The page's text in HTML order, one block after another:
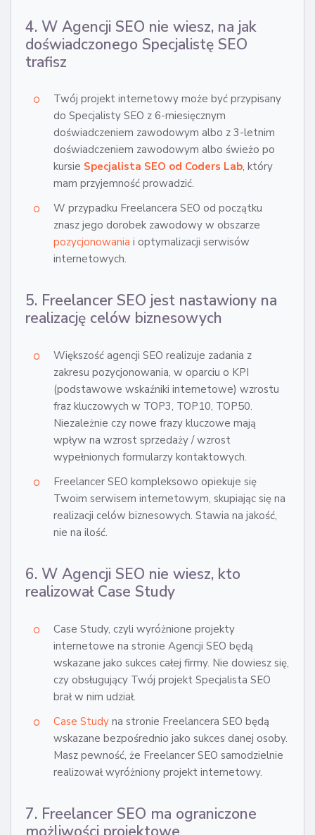
4. W Agencji SEO nie wiesz, na jak
doświadczonego Specjalistę SEO
trafisz
Twój projekt internetowy może być przypisany
do Specjalisty SEO z 6-miesięcznym
doświadczeniem zawodowym albo z 3-letnim
doświadczeniem zawodowym albo świeżo po
kursie Specjalista SEO od Coders Lab, który
mam przyjemność prowadzić.
W przypadku Freelancera SEO od początku
znasz jego dorobek zawodowy w obszarze
pozycjonowania i optymalizacji serwisów
internetowych.
5. Freelancer SEO jest nastawiony na
realizację celów biznesowych
Większość agencji SEO realizuje zadania z
zakresu pozycjonowania, w oparciu o KPI
(podstawowe wskaźniki internetowe) wzrostu
fraz kluczowych w TOP3, TOP10, TOP50.
Niezależnie czy nowe frazy kluczowe mają
wpływ na wzrost sprzedaży / wzrost
wypełnionych formularzy kontaktowych.
Freelancer SEO kompleksowo opiekuje się
Twoim serwisem internetowym, skupiając się na
realizacji celów biznesowych. Stawia na jakość,
nie na ilość.
6. W Agencji SEO nie wiesz, kto
realizował Case Study
Case Study, czyli wyróżnione projekty
internetowe na stronie Agencji SEO będą
wskazane jako sukces całej firmy. Nie dowiesz się,
czy obsługujący Twój projekt Specjalista SEO
brał w nim udział.
Case Study na stronie Freelancera SEO będą
wskazane bezpośrednio jako sukces danej osoby.
Masz pewność, że Freelancer SEO samodzielnie
realizował wyróżniony projekt internetowy.
7. Freelancer SEO ma ograniczone